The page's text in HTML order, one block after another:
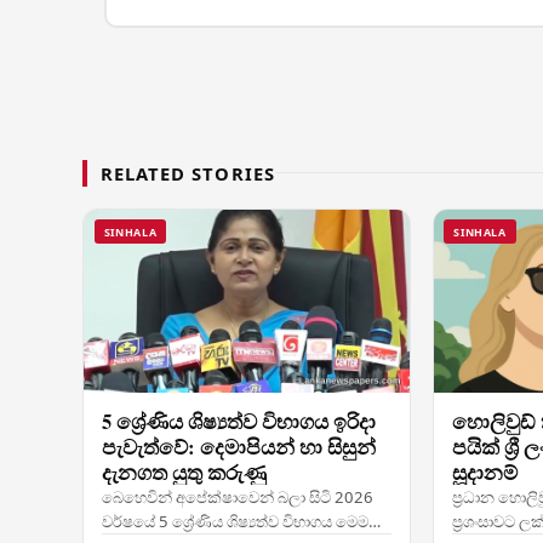
RELATED STORIES
SINHALA
5 ශ්‍රේණිය ශිෂ්‍යත්ව විභාගය ඉරිදා
පැවැත්වේ: දෙමාපියන් හා සිසුන්
දැනගත යුතු කරුණු
බෙහෙවින් අපේක්ෂාවෙන් බලා සිටි 2026
වර්ෂයේ 5 ශ්‍රේණිය ශිෂ්‍යත්ව විභාගය මෙම
SINHALA
හොලිවුඩ්
පයික් ශ්‍රී
සූදානම්
ප්‍රධාන
ප්‍රශංසාවට